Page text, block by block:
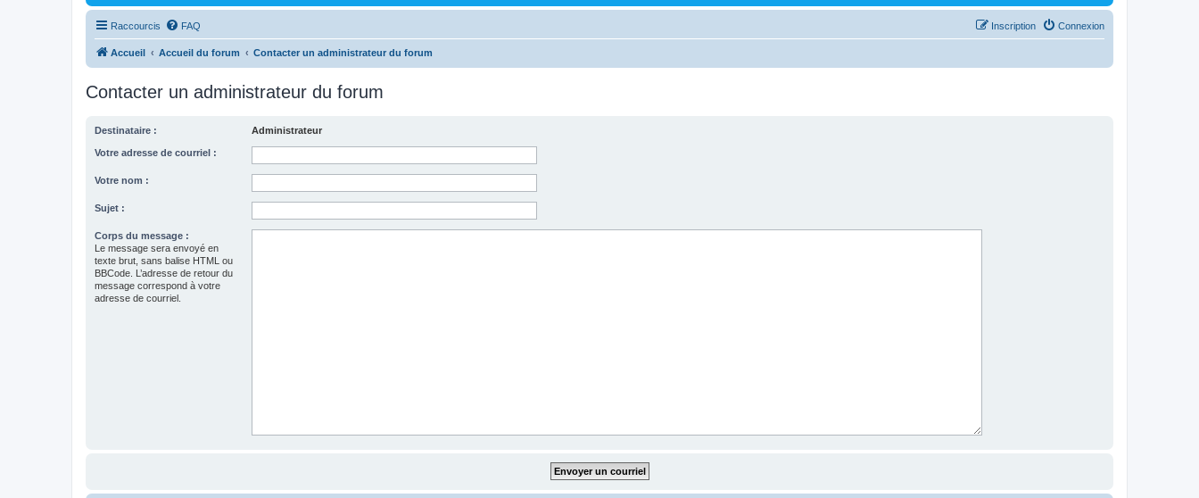
Raccourcis FAQ Connexion
Inscription
Accueil Accueil du forum Contacter un administrateur du forum
Contacter un administrateur du forum
Destinataire : Administrateur
Votre adresse de courriel :
Votre nom :
Sujet :
Corps du message :
Le message sera envoyé en
texte brut, sans balise HTML ou
BBCode. L’adresse de retour du
message correspond à votre
adresse de courriel.